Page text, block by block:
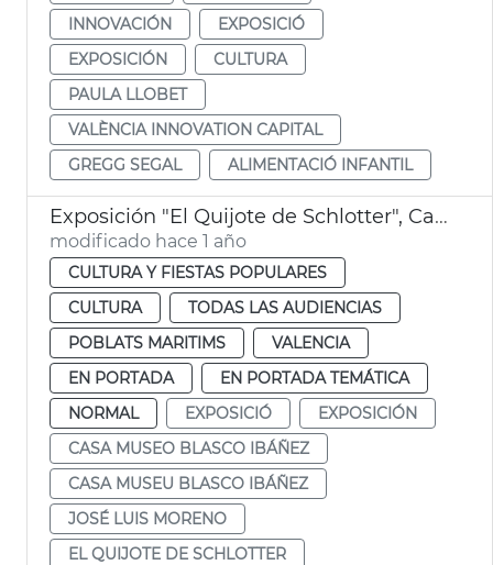
INNOVACIÓN
EXPOSICIÓ
EXPOSICIÓN
CULTURA
PAULA LLOBET
VALÈNCIA INNOVATION CAPITAL
GREGG SEGAL
ALIMENTACIÓ INFANTIL
Exposición "El Quijote de Schlotter", Casa Museo Blasco Ibáñez
modificado hace 1 año
CULTURA Y FIESTAS POPULARES
CULTURA
TODAS LAS AUDIENCIAS
POBLATS MARITIMS
VALENCIA
EN PORTADA
EN PORTADA TEMÁTICA
NORMAL
EXPOSICIÓ
EXPOSICIÓN
CASA MUSEO BLASCO IBÁÑEZ
CASA MUSEU BLASCO IBÁÑEZ
JOSÉ LUIS MORENO
EL QUIJOTE DE SCHLOTTER